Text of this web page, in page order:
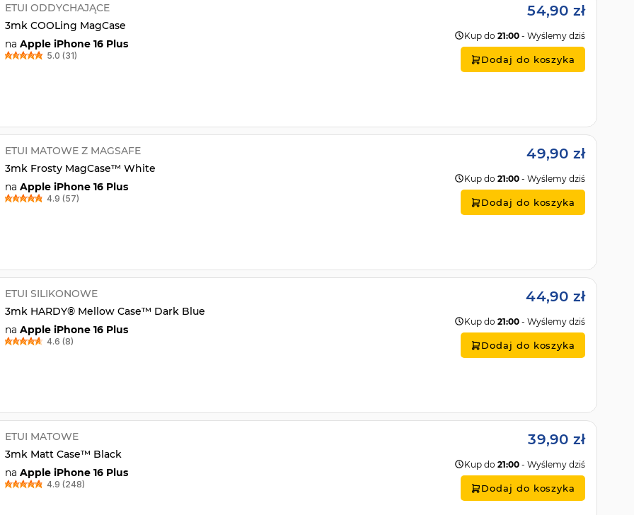
ETUI ODDYCHAJĄCE
3mk COOLing MagCase
na Apple iPhone 16 Plus
5.0 (31)
54,90 zł
Kup do 21:00 - Wyślemy dziś
Dodaj do koszyka
ETUI MATOWE Z MAGSAFE
3mk Frosty MagCase™ White
na Apple iPhone 16 Plus
4.9 (57)
49,90 zł
Kup do 21:00 - Wyślemy dziś
Dodaj do koszyka
ETUI SILIKONOWE
3mk HARDY® Mellow Case™ Dark Blue
na Apple iPhone 16 Plus
4.6 (8)
44,90 zł
Kup do 21:00 - Wyślemy dziś
Dodaj do koszyka
ETUI MATOWE
3mk Matt Case™ Black
na Apple iPhone 16 Plus
4.9 (248)
39,90 zł
Kup do 21:00 - Wyślemy dziś
Dodaj do koszyka